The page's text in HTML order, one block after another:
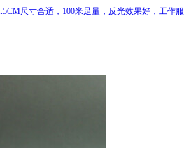
尺寸合适，100米足量，反光效果好，工作服